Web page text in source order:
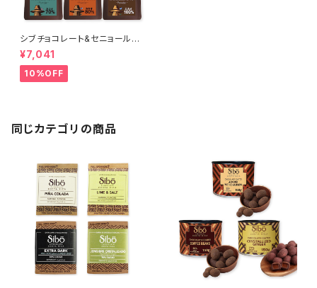
シブチョコレート&セニョールカ
カオ 心と体を目覚めさせる モ
ーニング・カカオセット
¥7,041
10%OFF
同じカテゴリの商品